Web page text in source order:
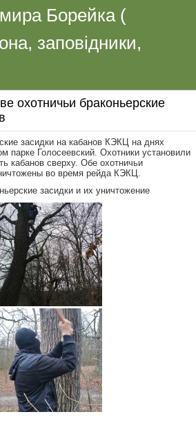
Борейка (
заповідники,
охотничьи браконьерские
засидки на кабанов КЭКЦ на днях
парке Голосеевский. Охотники установили
кабанов сверху. Обе охотничьи
во время рейда КЭКЦ.
засидки и их уничтожение